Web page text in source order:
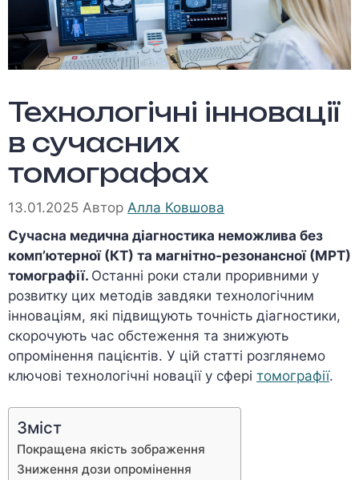
Технологічні інновації
в сучасних
томографах
13.01.2025 Автор Алла Ковшова
Сучасна медична діагностика неможлива без
комп’ютерної (КТ) та магнітно-резонансної (МРТ)
томографії. Останні роки стали проривними у
розвитку цих методів завдяки технологічним
інноваціям, які підвищують точність діагностики,
скорочують час обстеження та знижують
опромінення пацієнтів. У цій статті розглянемо
ключові технологічні новації у сфері томографії.
Зміст
Покращена якість зображення
Зниження дози опромінення